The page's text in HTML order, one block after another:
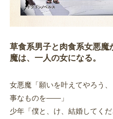
草食系男子と肉食系女悪魔
魔は、一人の女になる。
女悪魔「願いを叶えてやろう
事なものを――」
少年「僕と、け、結婚してく